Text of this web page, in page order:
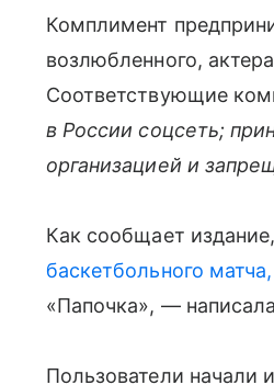
Комплимент
возлюбленного,
Соответствующие
в России соцсеть;
организацией и
Как сообщает
баскетбольного матча,
«Папочка», —
Пользователи начали